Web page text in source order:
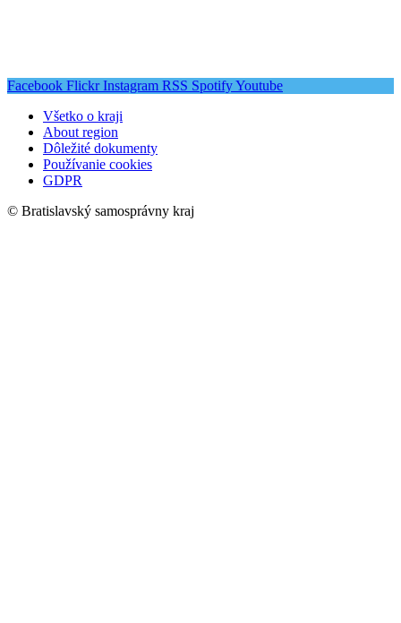
Facebook Flickr Instagram RSS SpotifyYoutube
Všetko o kraji
About region
Dôležité dokumenty
Používanie cookies
GDPR
© Bratislavský samosprávny kraj